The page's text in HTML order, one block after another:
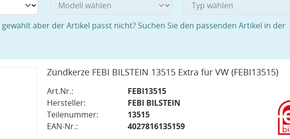
gewählt aber der Artikel passt nicht? Suchen Sie den passenden Artikel in der
Zündkerze FEBI BILSTEIN 13515 Extra für VW (FEBI13515)
Art.Nr.:
FEBI13515
Hersteller:
FEBI BILSTEIN
Teilenummer:
13515
EAN-Nr.:
4027816135159